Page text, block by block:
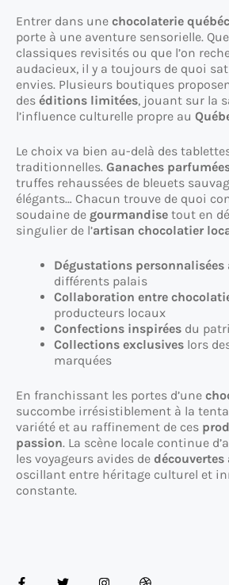
Entrer dans une chocolaterie
porte à une aventure sensorielle.
classiques revisités ou que l’on
audacieux, il y a toujours de quoi
envies. Plusieurs boutiques
des éditions limitées, jouant sur la
l’influence culturelle propre au
Le choix va bien au-delà des
traditionnelles. Ganaches
truffes rehaussées de bleuets
élégants… Chacun trouve de quoi
soudaine de gourmandise tout en
singulier de l’artisan chocolatier
Dégustations personnalisées
différents palais
Collaboration entre
producteurs locaux
Confections inspirées du
Collections exclusives lors
marquées
En franchissant les portes d’une
succombe irrésistiblement à la
variété et au raffinement de ces
passion. La scène locale continue
les voyageurs avides de
oscillant entre héritage culturel et
constante.